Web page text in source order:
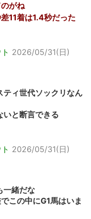
がね
11着は1.4秒だった
2026/05/31(日)
ティ世代ソックリなん
いと断言できる
2026/05/31(日)
一緒だな
この中にG1馬はいま